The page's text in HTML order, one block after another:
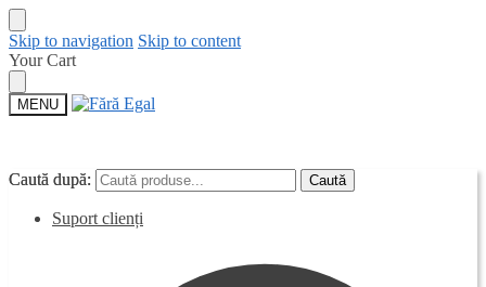
Skip to navigation Skip to content
Your Cart
MENU
Caută după: Caută
Suport clienți
Caută după: Caută